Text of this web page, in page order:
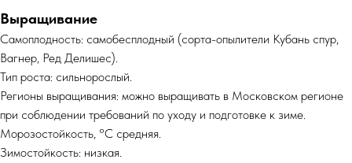
Выращивание
Самоплодность: самобесплодный (сорта-опылители Кубань спур,
Вагнер, Ред Делишес).
Тип роста: сильнорослый.
Регионы выращивания: можно выращивать в Московском регионе
при соблюдении требований по уходу и подготовке к зиме.
Морозостойкость, °C средняя.
Зимостойкость: низкая.